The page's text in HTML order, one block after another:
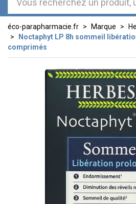
éco-parapharmacie.fr Marque
Noctaphyt LP 8h sommeil
comprimés